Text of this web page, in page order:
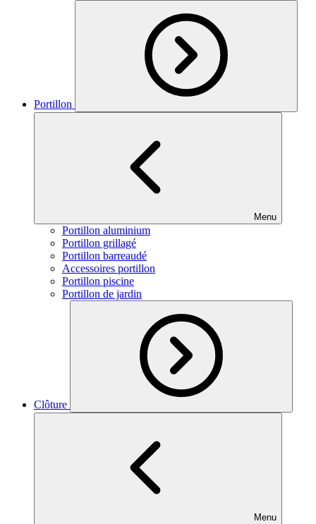
Portillon
Menu
Portillon aluminium
Portillon grillagé
Portillon barreaudé
Accessoires portillon
Portillon piscine
Portillon de jardin
Clôture
Menu